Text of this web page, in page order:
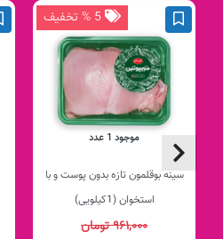
5 % تخفیف
موجود 1 عدد
سینه بوقلمون تازه بدون پوست و با
استخوان (1کیلویی)
۹۶۱,۰۰۰ تومان